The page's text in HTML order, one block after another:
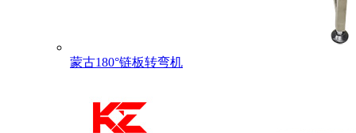
蒙古180°链板转弯机